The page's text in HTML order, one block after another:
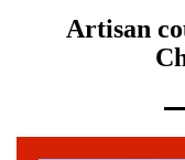
Artisan